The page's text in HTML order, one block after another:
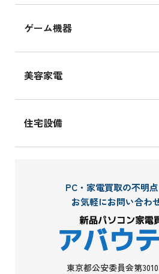
ゲーム機器
美容家電
住宅設備
PC・家電買取の不明
お気軽にお問い合わ
東京都公安委員会第